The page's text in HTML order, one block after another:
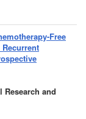
Free
and